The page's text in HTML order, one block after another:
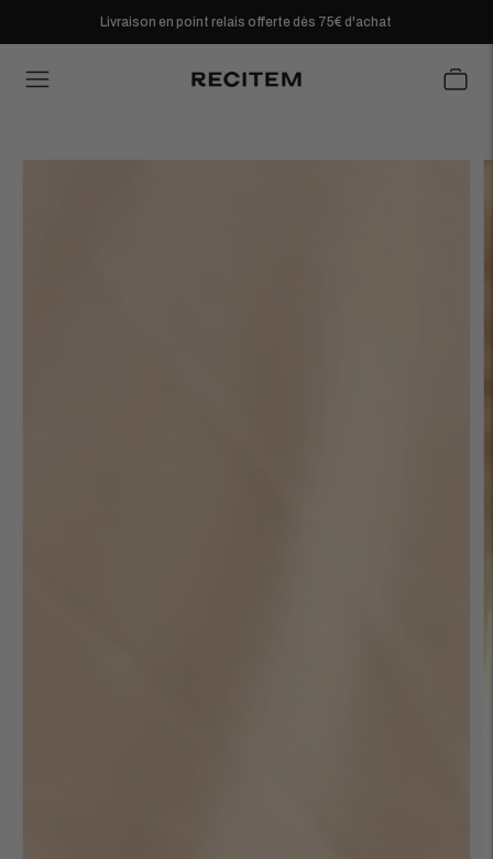
Livraison en point relais offerte dès 75€ d'achat